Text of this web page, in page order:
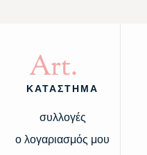
Art.
ΚΑΤΑΣΤΗΜΑ
συλλογές
ο λογαριασμός μου